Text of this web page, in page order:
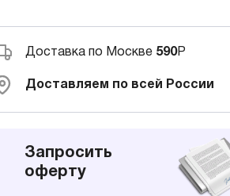
Доставка по Москве 590Р
Доставляем по всей России
Запросить
оферту